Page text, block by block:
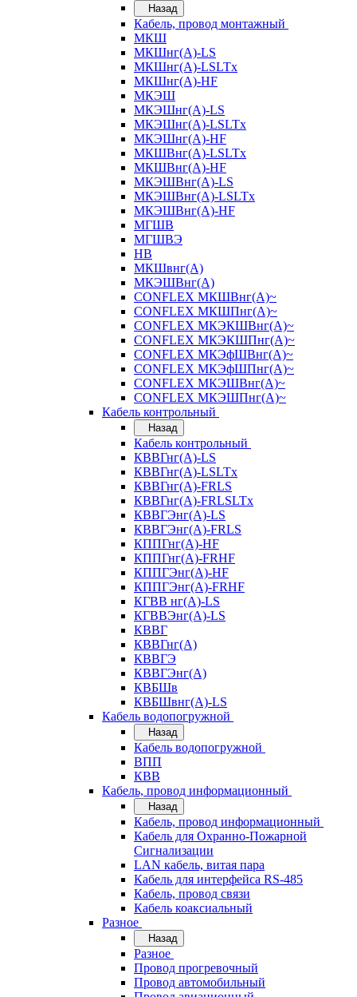
Назад
Кабель, провод монтажный
МКШ
МКШнг(А)-LS
МКШнг(А)-LSLTx
МКШнг(А)-HF
МКЭШ
МКЭШнг(А)-LS
МКЭШнг(А)-LSLTx
МКЭШнг(А)-HF
МКШВнг(A)-LSLTx
МКШВнг(А)-HF
МКЭШВнг(А)-LS
МКЭШВнг(A)-LSLTx
МКЭШВнг(А)-HF
МГШВ
МГШВЭ
НВ
МКШвнг(А)
МКЭШВнг(А)
CONFLEX МКШВнг(А)~
CONFLEX МКШПнг(А)~
CONFLEX МКЭКШВнг(А)~
CONFLEX МКЭКШПнг(А)~
CONFLEX МКЭфШВнг(А)~
CONFLEX МКЭфШПнг(А)~
CONFLEX МКЭШВнг(А)~
CONFLEX МКЭШПнг(А)~
Кабель контрольный
Назад
Кабель контрольный
КВВГнг(А)-LS
КВВГнг(А)-LSLTx
КВВГнг(А)-FRLS
КВВГнг(А)-FRLSLTx
КВВГЭнг(А)-LS
КВВГЭнг(А)-FRLS
КППГнг(А)-HF
КППГнг(А)-FRHF
КППГЭнг(А)-HF
КППГЭнг(А)-FRHF
КГВВ нг(А)-LS
КГВВЭнг(А)-LS
КВВГ
КВВГнг(А)
КВВГЭ
КВВГЭнг(А)
КВБШв
КВБШвнг(А)-LS
Кабель водопогружной
Назад
Кабель водопогружной
ВПП
КВВ
Кабель, провод информационный
Назад
Кабель, провод информационный
Кабель для Охранно-Пожарной
Сигнализации
LAN кабель, витая пара
Кабель для интерфейса RS-485
Кабель, провод связи
Кабель коаксиальный
Разное
Назад
Разное
Провод прогревочный
Провод автомобильный